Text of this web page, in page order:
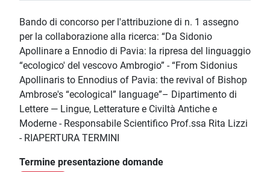
Bando di concorso per l'attribuzione di n. 1 assegno
per la collaborazione alla ricerca: “Da Sidonio
Apollinare a Ennodio di Pavia: la ripresa del linguaggio
“ecologico' del vescovo Ambrogio” - “From Sidonius
Apollinaris to Ennodius of Pavia: the revival of Bishop
Ambrose's “ecological” Ianguage”– Dipartimento di
Lettere — Lingue, Letterature e Civiltà Antiche e
Moderne - Responsabile Scientifico Prof.ssa Rita Lizzi
- RIAPERTURA TERMINI
Termine presentazione domande